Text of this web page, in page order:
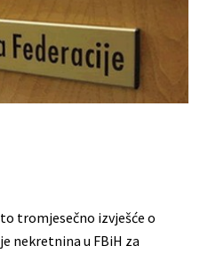
tromjesečno izvješće o
nekretnina u FBiH za